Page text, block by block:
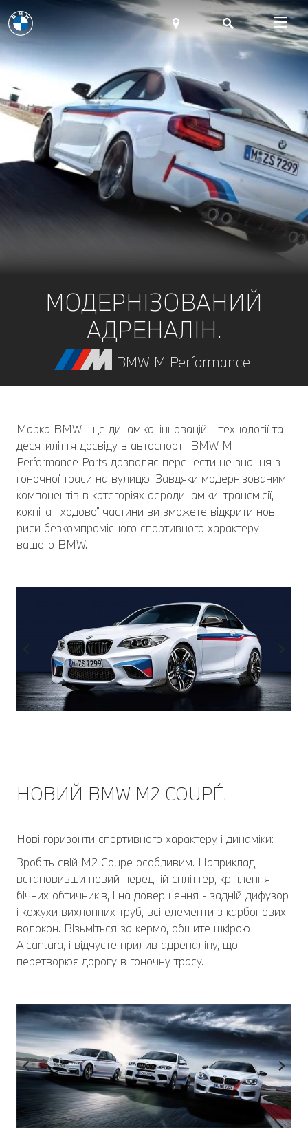
МОДЕРНІЗОВАНИЙ
АДРЕНАЛІН.
BMW M Performance.
Марка BMW - це динаміка, інноваційні технології та
десятиліття досвіду в автоспорті. BMW M
Performance Parts дозволяє перенести це знання з
гоночної траси на вулицю: Завдяки модернізованим
компонентів в категоріях аеродинаміки, трансмісії,
кокпіта і ходової частини ви зможете відкрити нові
риси безкомпромісного спортивного характеру
вашого BMW.
НОВИЙ BMW M2 COUPÉ.
Нові горизонти спортивного характеру і динаміки:
Зробіть свій M2 Coupe особливим. Наприклад,
встановивши новий передній спліттер, кріплення
бічних обтичників, і на довершення - задній дифузор
і кожухи вихлопних труб, всі елементи з карбонових
волокон. Візьміться за кермо, обшите шкірою
Alcantara, і відчуєте прилив адреналіну, що
перетворює дорогу в гоночну трасу.